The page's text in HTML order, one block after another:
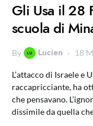
Gli Usa il 28
scuola di
By Lucien 18
L’attacco di Israele e
raccapricciante, ha
che pensavano.
dissimile da quella